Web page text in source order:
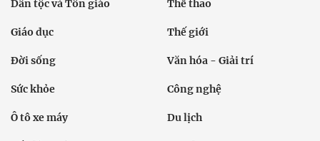
Dân tộc và Tôn giáo Thể thao
Giáo dục Thế giới
Đời sống Văn hóa - Giải trí
Sức khỏe Công nghệ
Ô tô xe máy Du lịch